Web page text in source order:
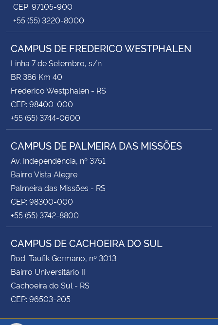
CEP: 97105-900
+55 (55) 3220-8000
CAMPUS DE FREDERICO WESTPHALEN
Linha 7 de Setembro, s/n
BR 386 Km 40
Frederico Westphalen - RS
CEP: 98400-000
+55 (55) 3744-0600
CAMPUS DE PALMEIRA DAS MISSÕES
Av. Independência, nº 3751
Bairro Vista Alegre
Palmeira das Missões - RS
CEP: 98300-000
+55 (55) 3742-8800
CAMPUS DE CACHOEIRA DO SUL
Rod. Taufik Germano, nº 3013
Bairro Universitário II
Cachoeira do Sul - RS
CEP: 96503-205